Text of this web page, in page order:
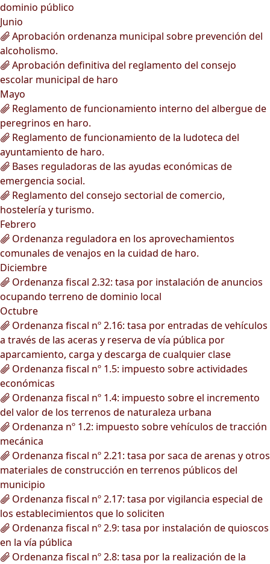
dominio público
Junio
Aprobación ordenanza municipal sobre prevención del
alcoholismo.
Aprobación definitiva del reglamento del consejo
escolar municipal de haro
Mayo
Reglamento de funcionamiento interno del albergue de
peregrinos en haro.
Reglamento de funcionamiento de la ludoteca del
ayuntamiento de haro.
Bases reguladoras de las ayudas económicas de
emergencia social.
Reglamento del consejo sectorial de comercio,
hostelería y turismo.
Febrero
Ordenanza reguladora en los aprovechamientos
comunales de venajos en la cuidad de haro.
Diciembre
Ordenanza fiscal 2.32: tasa por instalación de anuncios
ocupando terreno de dominio local
Octubre
Ordenanza fiscal nº 2.16: tasa por entradas de vehículos
a través de las aceras y reserva de vía pública por
aparcamiento, carga y descarga de cualquier clase
Ordenanza fiscal nº 1.5: impuesto sobre actividades
económicas
Ordenanza fiscal nº 1.4: impuesto sobre el incremento
del valor de los terrenos de naturaleza urbana
Ordenanza nº 1.2: impuesto sobre vehículos de tracción
mecánica
Ordenanza fiscal nº 2.21: tasa por saca de arenas y otros
materiales de construcción en terrenos públicos del
municipio
Ordenanza fiscal nº 2.17: tasa por vigilancia especial de
los establecimientos que lo soliciten
Ordenanza fiscal nº 2.9: tasa por instalación de quioscos
en la vía pública
Ordenanza fiscal nº 2.8: tasa por la realización de la